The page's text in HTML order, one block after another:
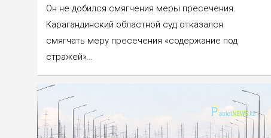
Он не добился смягчения меры пресечения.
Карагандинский областной суд отказался
смягчать меру пресечения «содержание под
стражей»…